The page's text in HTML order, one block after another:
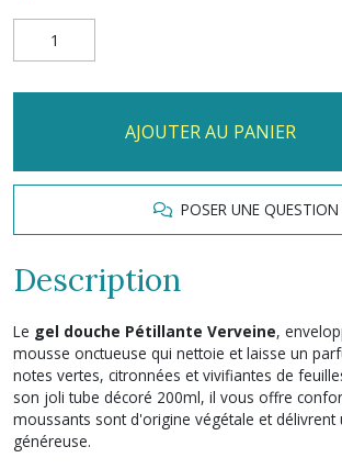
AJOUTER AU PANIER
POSER UNE QUESTION
Description
Le gel douche Pétillante Verveine,
mousse onctueuse qui nettoie et laisse un
notes vertes, citronnées et vivifiantes de
son joli tube décoré 200ml, il vous offre
moussants sont d'origine végétale et délivrent
généreuse.